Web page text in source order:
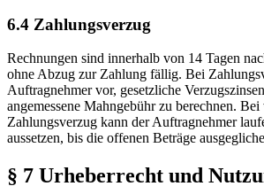
6.4 Zahlungsverzug
Rechnungen sind innerhalb von 14 Tagen
ohne Abzug zur Zahlung fällig. Bei
Auftragnehmer vor, gesetzliche
angemessene Mahngebühr zu berechnen.
Zahlungsverzug kann der Auftragnehmer
aussetzen, bis die offenen Beträge
§ 7 Urheberrecht und